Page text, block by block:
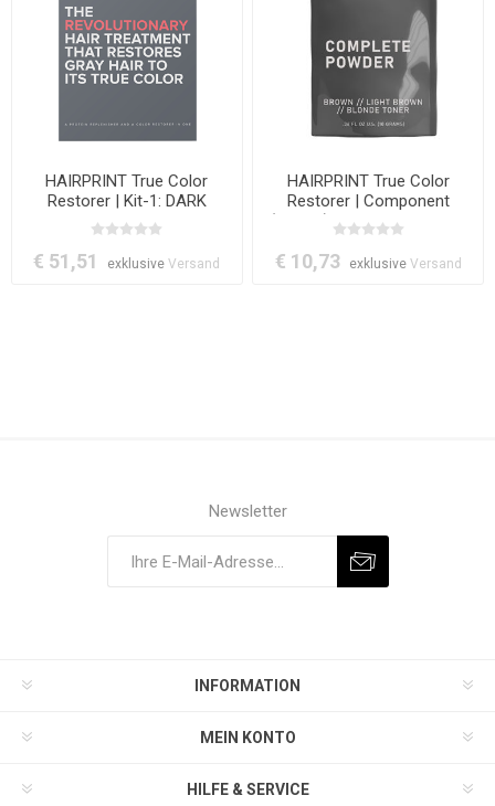
HAIRPRINT True Color
Restorer | Kit-1: DARK
€ 51,51 exklusiveVersand
HAIRPRINT True Color
Restorer | Component
(Step-5): Complete Powder
(Brown/Light Brown)
€ 10,73 exklusive Versand
Newsletter
INFORMATION
MEIN KONTO
HILFE & SERVICE